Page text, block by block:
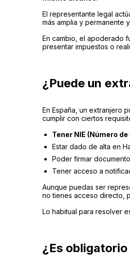
El representante legal
más amplia y permanente
En cambio, el apoderado
presentar impuestos o
¿Puede un
En España, un extranjero
cumplir con ciertos
Tener NIE (Número
Estar dado de alta en
Poder firmar
Tener acceso a
Aunque puedas ser
no tienes acceso directo,
Lo habitual para resolver
¿Es